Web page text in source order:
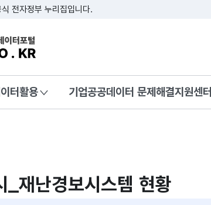
전자정부 누리집입니다.
데이터포털
터활용 기업공공데이터 문제해결지원센터
_재난경보시스템 현황